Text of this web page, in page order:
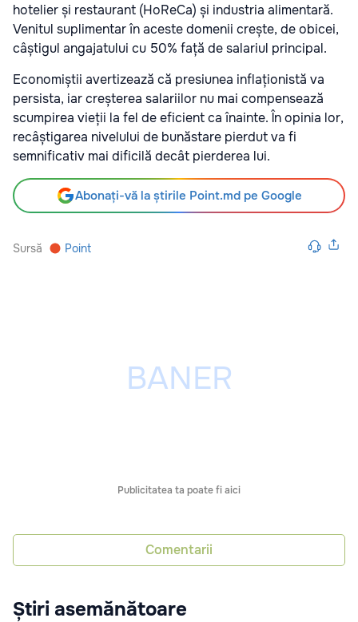
hotelier și restaurant (HoReCa) și industria alimentară.
Venitul suplimentar în aceste domenii crește, de obicei,
câștigul angajatului cu 50% față de salariul principal.
Economiștii avertizează că presiunea inflaționistă va
persista, iar creșterea salariilor nu mai compensează
scumpirea vieții la fel de eficient ca înainte. În opinia lor,
recâștigarea nivelului de bunăstare pierdut va fi
semnificativ mai dificilă decât pierderea lui.
Abonați-vă la știrile Point.md pe Google
Sursă Point
Publicitatea ta poate fi aici
Comentarii
Știri asemănătoare